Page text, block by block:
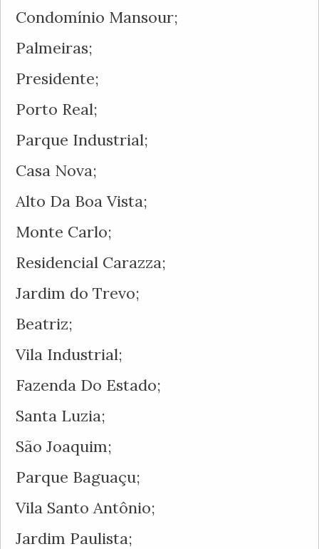
Condomínio Mansour;
Palmeiras;
Presidente;
Porto Real;
Parque Industrial;
Casa Nova;
Alto Da Boa Vista;
Monte Carlo;
Residencial Carazza;
Jardim do Trevo;
Beatriz;
Vila Industrial;
Fazenda Do Estado;
Santa Luzia;
São Joaquim;
Parque Baguaçu;
Vila Santo Antônio;
Jardim Paulista;